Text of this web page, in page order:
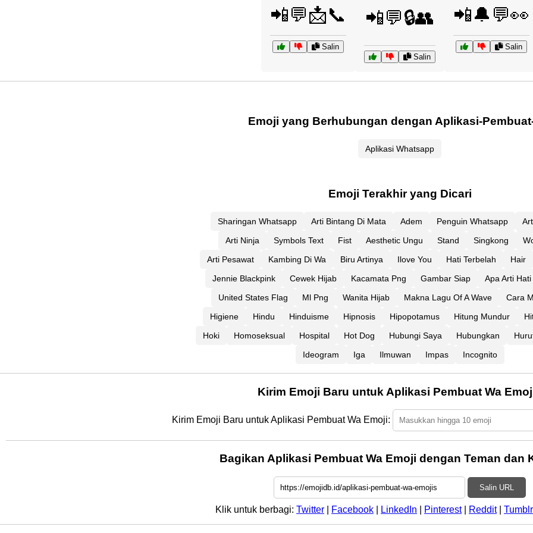
📲💬📩📞
Salin
📲💬🔒👥
Salin
📲🔔💬👀
Salin
Emoji yang Berhubungan dengan Aplikasi-
Aplikasi Whatsapp
Emoji Terakhir yang Dicari
Sharingan Whatsapp Arti Bintang Di Mata Adem Penguin Whatsapp
Arti Ninja
Symbols Text Fist Aesthetic Ungu Stand Singkong
Arti Pesawat
Kambing Di Wa Biru Artinya Ilove You Hati Terbelah
Hair
Jennie Blackpink
Cewek Hijab Kacamata Png Gambar Siap
Apa Arti
United States Flag
Ml Png Wanita Hijab Makna Lagu Of A Wave
Cara
Higiene
Hindu Hinduisme Hipnosis Hipopotamus Hitung Mundur
Hoki
Homoseksual Hospital Hot Dog Hubungi Saya Hubungkan
Ideogram
Iga Ilmuwan Impas Incognito
Kirim Emoji Baru untuk Aplikasi Pembuat Wa
Kirim Emoji Baru untuk Aplikasi Pembuat Wa Emoji:
Bagikan Aplikasi Pembuat Wa Emoji dengan Teman dan
Salin URL
Klik untuk berbagi: Twitter Facebook LinkedIn Pinterest| Reddit| Tumblr